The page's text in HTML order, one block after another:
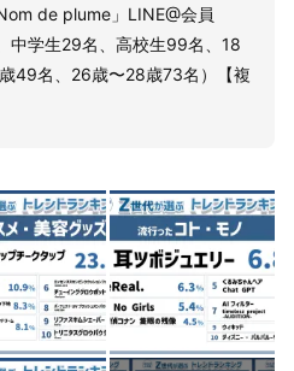
de plume」LINE@会員
中学生29名、高校生99名、18
49名、26歳〜28歳73名）【複